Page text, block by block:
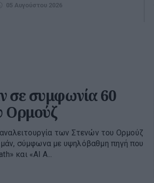
05 Αυγούστου 2026
σε συμφωνία 60
Ορμούζ
των Στενών του Ορμούζ
σύμφωνα με υψηλόβαθμη πηγή που
και «Al A...